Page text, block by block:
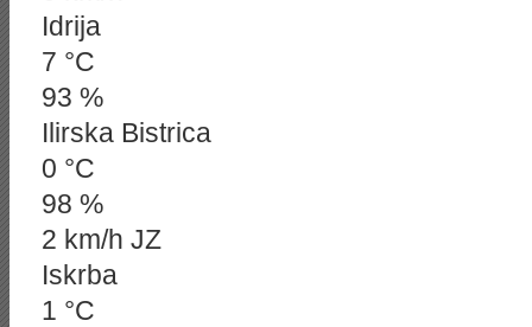
Idrija
7 °C
93 %
Ilirska Bistrica
0 °C
98 %
2 km/h JZ
Iskrba
1 °C